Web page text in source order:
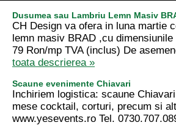
Dusumea sau Lambriu Lemn Masiv
CH Design va ofera in luna martie
lemn masiv BRAD ,cu
79 Ron/mp TVA (inclus) De
toata descrierea »
Scaune evenimente Chiavari
Inchiriem logistica: scaune
mese cocktail, corturi, precum si
www.yesevents.ro Tel.